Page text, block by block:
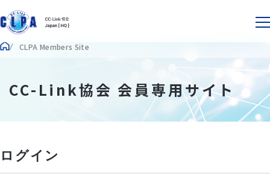
CLPA Members Site
CC-Link協会 会員専用サイト
ログイン